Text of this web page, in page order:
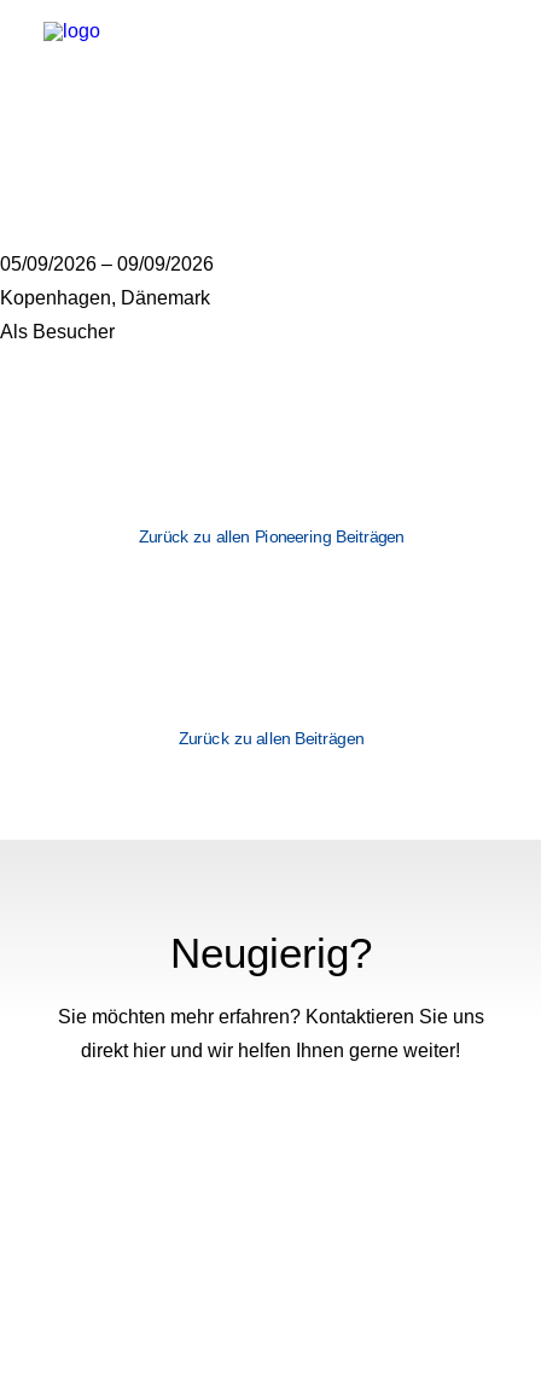
05/09/2026 – 09/09/2026
Kopenhagen, Dänemark
Als Besucher
Zurück zu allen Pioneering Beiträgen
Zurück zu allen Beiträgen
Neugierig?
Sie möchten mehr erfahren? Kontaktieren Sie uns
direkt hier und wir helfen Ihnen gerne weiter!